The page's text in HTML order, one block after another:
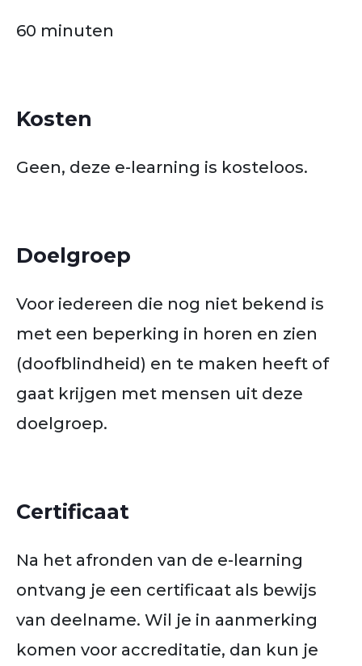
60 minuten
Kosten
Geen, deze e-learning is kosteloos.
Doelgroep
Voor iedereen die nog niet bekend is
met een beperking in horen en zien
(doofblindheid) en te maken heeft of
gaat krijgen met mensen uit deze
doelgroep.
Certificaat
Na het afronden van de e-learning
ontvang je een certificaat als bewijs
van deelname. Wil je in aanmerking
komen voor accreditatie, dan kun je